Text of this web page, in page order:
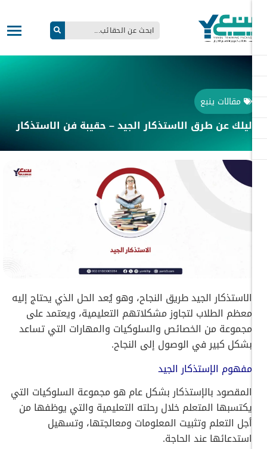
مقالات ينبع
عن طرق الاستذكار الجيد – حقيبة فن الاستذكار
الاستذكار الجيد طريق النجاح، وهو يُعد الحل الذي يحتاج إليه
معظم الطلاب لتجاوز مشكلاتهم التعليمية، ويعتمد على
مجموعة من الخصائص والسلوكيات والمهارات التي تساعد
بشكل كبير في الوصول إلى النجاح.
مفهوم الإستذكار الجيد
المقصود بالإستذكار بشكل عام هو مجموعة السلوكيات التي
يكتسبها المتعلم خلال رحلته التعليمية والتي يوظفها من
أجل التعلم وتثبيت المعلومات ومعالجتها، وتسهيل
استدعائها عند الحاجة.